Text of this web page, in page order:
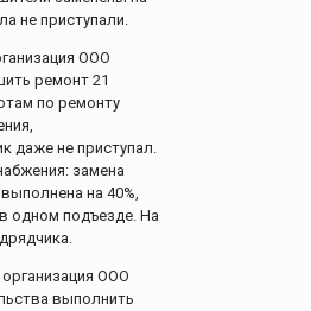
не приступали.
ООО
ремонт 21
по ремонту
даже не приступал.
замена
на 40%,
одном подъезде. На
ООО
выполнить